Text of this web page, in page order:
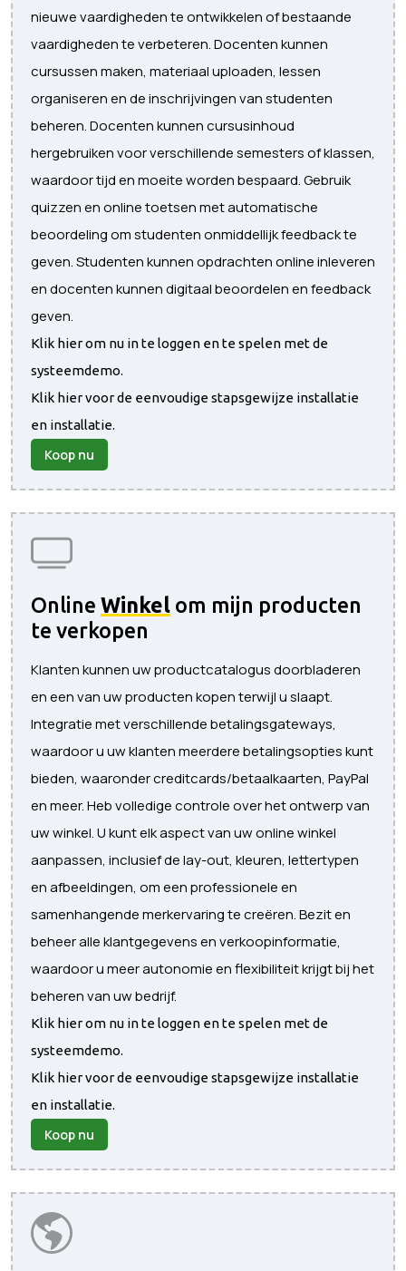
nieuwe vaardigheden te ontwikkelen of bestaande
vaardigheden te verbeteren. Docenten kunnen
cursussen maken, materiaal uploaden, lessen
organiseren en de inschrijvingen van studenten
beheren. Docenten kunnen cursusinhoud
hergebruiken voor verschillende semesters of klassen,
waardoor tijd en moeite worden bespaard. Gebruik
quizzen en online toetsen met automatische
beoordeling om studenten onmiddellijk feedback te
geven. Studenten kunnen opdrachten online inleveren
en docenten kunnen digitaal beoordelen en feedback
geven.
Klik hier om nu in te loggen en te spelen met de
systeemdemo.
Klik hier voor de eenvoudige stapsgewijze installatie
en installatie.
Koop nu
Online Winkel om mijn producten
te verkopen
Klanten kunnen uw productcatalogus doorbladeren
en een van uw producten kopen terwijl u slaapt.
Integratie met verschillende betalingsgateways,
waardoor u uw klanten meerdere betalingsopties kunt
bieden, waaronder creditcards/betaalkaarten, PayPal
en meer. Heb volledige controle over het ontwerp van
uw winkel. U kunt elk aspect van uw online winkel
aanpassen, inclusief de lay-out, kleuren, lettertypen
en afbeeldingen, om een ​​professionele en
samenhangende merkervaring te creëren. Bezit en
beheer alle klantgegevens en verkoopinformatie,
waardoor u meer autonomie en flexibiliteit krijgt bij het
beheren van uw bedrijf.
Klik hier om nu in te loggen en te spelen met de
systeemdemo.
Klik hier voor de eenvoudige stapsgewijze installatie
en installatie.
Koop nu